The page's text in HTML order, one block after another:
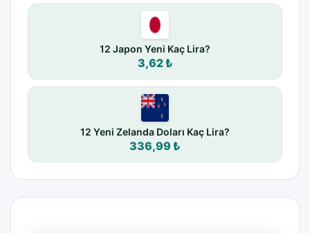
12 Japon Yeni Kaç Lira?
3,62 ₺
12 Yeni Zelanda Doları Kaç Lira?
336,99 ₺